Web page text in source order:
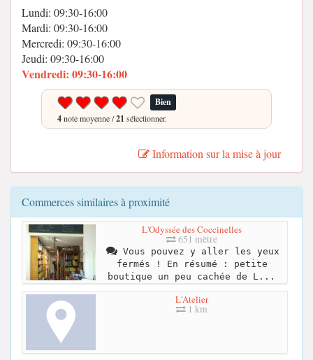
Lundi: 09:30-16:00
Mardi: 09:30-16:00
Mercredi: 09:30-16:00
Jeudi: 09:30-16:00
Vendredi: 09:30-16:00
Bien
4note moyenne /21 sélectionner.
Information sur la mise à jour
Commerces similaires à proximité
L'Odyssée des Coccinelles
651 mètre
Vous pouvez y aller les yeux
fermés ! En résumé : petite
boutique un peu cachée de L...
L'Atelier
1 km